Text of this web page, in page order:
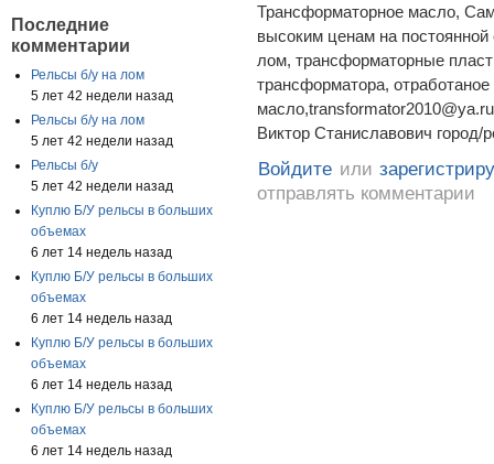
Последние
комментарии
Рельсы б/у на лом
5 лет 42 недели назад
Рельсы б/у на лом
5 лет 42 недели назад
Рельсы б/у
5 лет 42 недели назад
Куплю Б/У рельсы в больших
объемах
6 лет 14 недель назад
Куплю Б/У рельсы в больших
объемах
6 лет 14 недель назад
Куплю Б/У рельсы в больших
объемах
6 лет 14 недель назад
Куплю Б/У рельсы в больших
объемах
6 лет 14 недель назад
Трансформаторное масло,
высоким ценам на
лом, трансформаторные
трансформатора,
Виктор Станиславович город/
Войдите или
отправлять комментарии